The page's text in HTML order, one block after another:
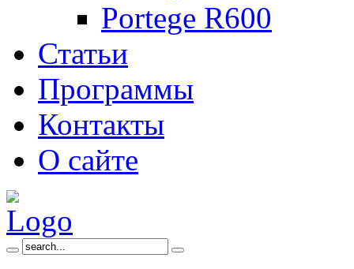
Portege R600
Статьи
Программы
Контакты
О сайте